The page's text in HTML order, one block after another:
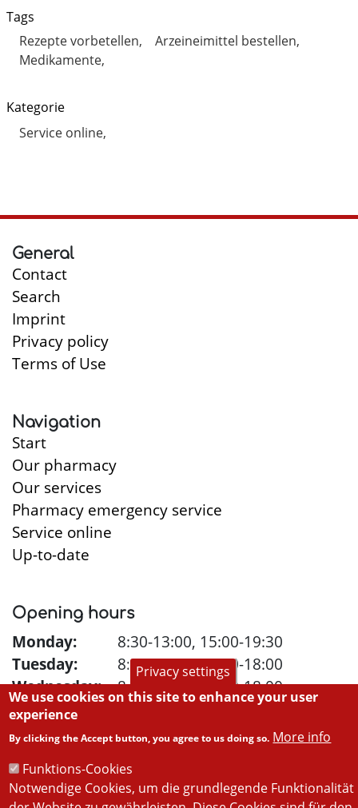
Tags
Rezepte vorbetellen
Arzeineimittel bestellen
Medikamente
Kategorie
Service online
General
Contact
Search
Imprint
Privacy policy
Terms of Use
Navigation
Start
Our pharmacy
Our services
Pharmacy emergency service
Service online
Up-to-date
Opening hours
Monday:
8:30-13:00, 15:00-19:30
Tuesday:
8:30-13:00, 15:00-18:00
Wednesday:
8:30-13:00, 15:00-18:00
Thursday:
8:30-13:00, 15:00-19:30
Friday:
8:30-13:00, 15:00-18:00
Privacy settings
We use cookies on this site to enhance your user
experience
By clicking the Accept button, you agree to us doing so. More info
Funktions-Cookies
Notwendige Cookies, um die grundlegende Funktionalität